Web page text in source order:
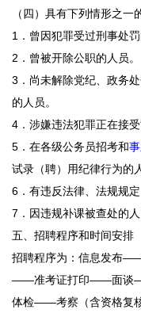
（四）具有下列情形之一
1．曾因犯罪受过刑事处罚
2．曾被开除公职的人员。
3．尚未解除党纪、政务
的人员。
4．涉嫌违法犯罪正在接
5．在各级公务员招考和
试录（聘）用纪律行为的
6．有违反法律、法规规
7．因违规补课被查处的人
五、招聘程序和时间安排
招聘程序为：信息发布
——准考证打印——面谈
体检——考察（含资格